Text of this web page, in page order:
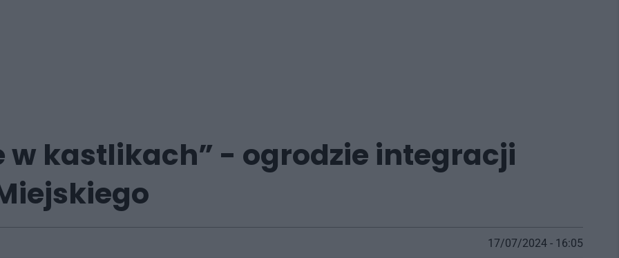
w kastlikach” - ogrodzie integracji
17/07/2024 - 16:05